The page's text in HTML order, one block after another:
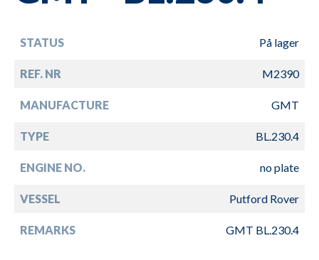
STATUS På lager
REF. NR M2390
MANUFACTURE GMT
TYPE BL.230.4
ENGINE NO. no plate
VESSEL Putford Rover
REMARKS GMT BL.230.4